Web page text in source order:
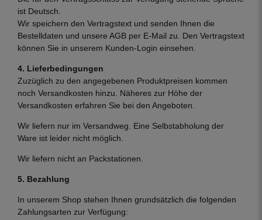
ist Deutsch.
Wir speichern den Vertragstext und senden Ihnen die
Bestelldaten und unsere AGB per E-Mail zu. Den Vertragstext
können Sie in unserem Kunden-Login einsehen.
4. Lieferbedingungen
Zuzüglich zu den angegebenen Produktpreisen kommen
noch Versandkosten hinzu. Näheres zur Höhe der
Versandkosten erfahren Sie bei den Angeboten.
Wir liefern nur im Versandweg. Eine Selbstabholung der
Ware ist leider nicht möglich.
Wir liefern nicht an Packstationen.
5. Bezahlung
In unserem Shop stehen Ihnen grundsätzlich die folgenden
Zahlungsarten zur Verfügung: